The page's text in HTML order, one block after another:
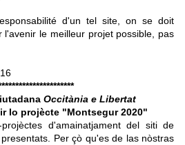
d'un tel site, on se doit
le meilleur projet possible, pas
Occitània e Libertat
lo projècte "Montsegur 2020"
d'amainatjament del siti de
Per çò qu'es de las nòstras